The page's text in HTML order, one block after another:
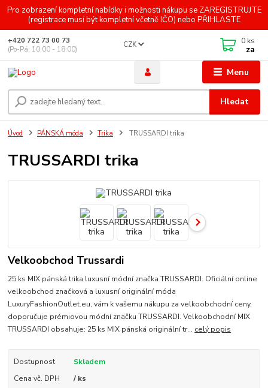
Pro zobrazení kompletní nabídky i možnosti nákupu se ZAREGISTRUJTE
(registrace musí být kompletní včetně IČO) nebo PŘIHLASTE
Menu
CZK
Hledat
+420 722 73 00 73
(Po-Pá: 10:00 - 18:00)
0 ks
za
Úvod PÁNSKÁ móda Trika TRUSSARDI trika
TRUSSARDI trika
Velkoobchod Trussardi
25 ks MIX pánská trika luxusní módní značka TRUSSARDI. Oficiální online
velkoobchod značková a luxusní originální móda
LuxuryFashionOutlet.eu, vám k vašemu nákupu za velkoobchodní ceny,
doporučuje prémiovou módní značku TRUSSARDI. Velkoobchodní MIX
TRUSSARDI obsahuje: 25 ks MIX pánská originální tr... celý popis
Dostupnost
Skladem
Cena vč. DPH
/ ks